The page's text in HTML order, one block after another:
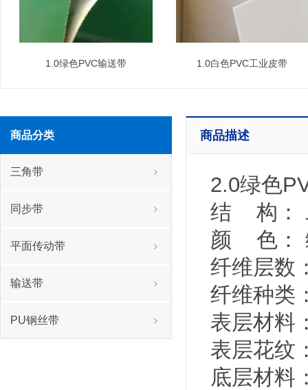
1.0绿色PVC输送带 1.0白色PVC工业皮带
商品分类
三角带
同步带
平面传动带
输送带
PU钢丝带
商品描述
2.0绿色
结 构：
颜 色：
纤维层数
纤维种类
表层材料
表层花纹
底层材料